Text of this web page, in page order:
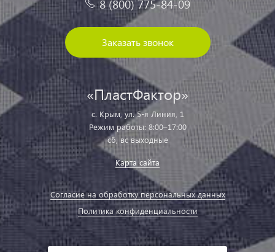
8 (800) 775-84-09
Заказать звонок
«ПластФактор»
с. Крым, ул. 5-я Линия, 1
Режим работы: 8:00–17:00
сб, вс выходные
Карта сайта
Согласие на обработку персональных данных
Политика конфиденциальности